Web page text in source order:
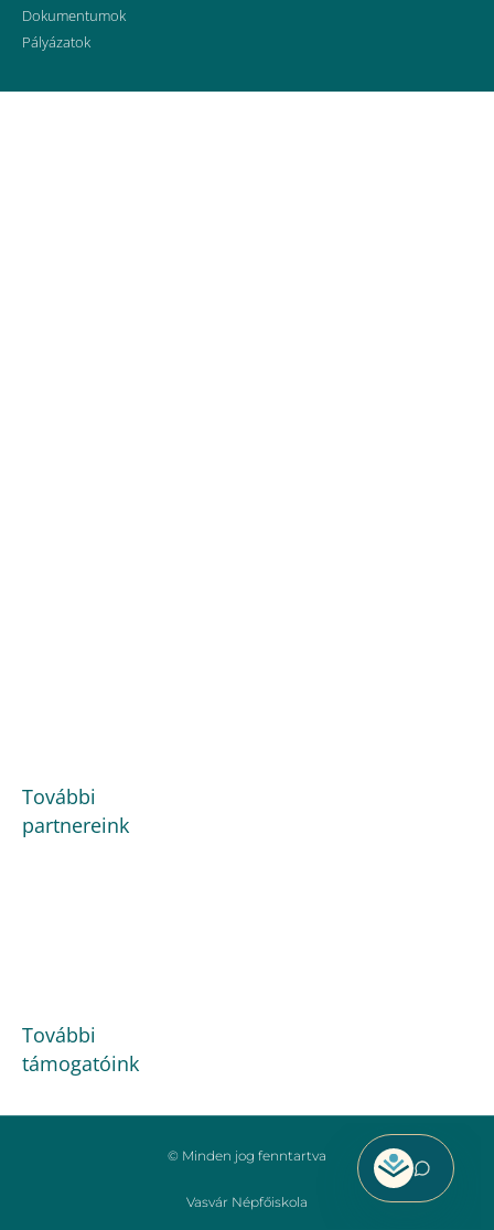
Dokumentumok
Pályázatok
További
partnereink
További
támogatóink
© Minden jog fenntartva
Vasvár Népfőiskola